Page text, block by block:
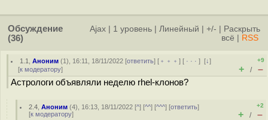
Обсуждение
(36)
Ajax 1 уровень Линейный +/-
Раскрыть
всё
RSS
1.1 ,Аноним (1), 16:11, 18/11/2022 [ответить] [ ﹢﹢﹢] [ · · ·][↓]
[к модератору]
+9
+ / –
Астрологи объявляли неделю rhel-клонов?
2.4 ,Аноним (4), 16:13, 18/11/2022 [^] [^^] [^^^] [ответить]
[к модератору]
+2
+ / –